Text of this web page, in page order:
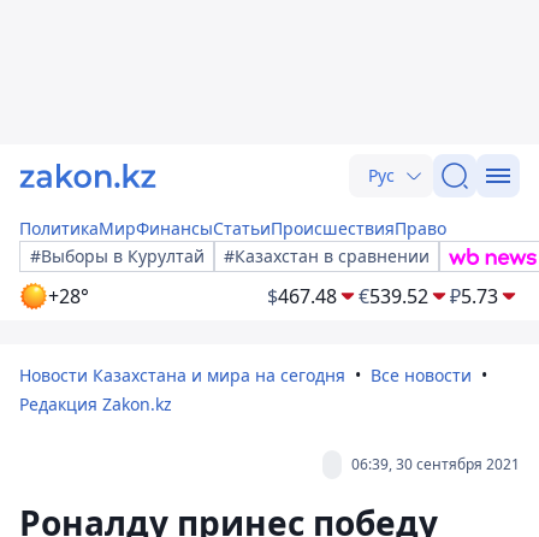
Рус
ПолитикаМирФинансыСтатьиПроисшествияПраво
#Выборы в Курултай
#Казахстан в сравнении
+28° $467.48 €539.52 ₽5.73
Новости Казахстана и мира на сегодня
Все новости
Редакция Zakon.kz
06:39, 30 сентября 2021
Роналду принес победу